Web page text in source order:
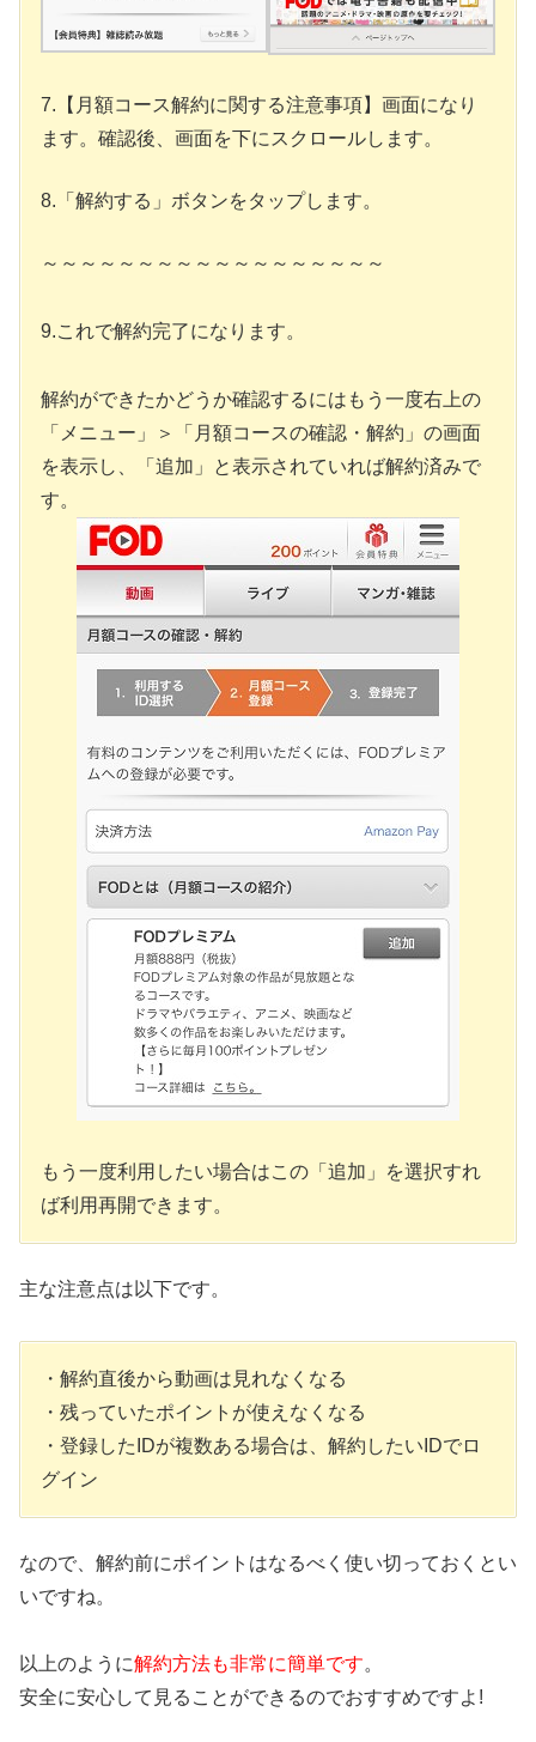
7.【月額コース解約に関する注意事項】画面になり
ます。確認後、画面を下にスクロールします。
8.「解約する」ボタンをタップします。
～～～～～～～～～～～～～～～～～～
9.これで解約完了になります。
解約ができたかどうか確認するにはもう一度右上の
「メニュー」＞「月額コースの確認・解約」の画面
を表示し、「追加」と表示されていれば解約済みで
す。
もう一度利用したい場合はこの「追加」を選択すれ
ば利用再開できます。
主な注意点は以下です。
・解約直後から動画は見れなくなる
・残っていたポイントが使えなくなる
・登録したIDが複数ある場合は、解約したいIDでロ
グイン
なので、解約前にポイントはなるべく使い切っておくとい
いですね。
以上のように解約方法も非常に簡単です。
安全に安心して見ることができるのでおすすめですよ!